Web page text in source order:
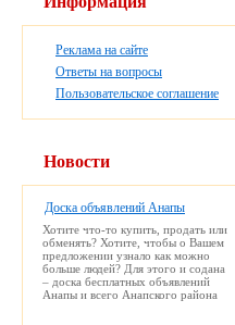
Реклама на сайте
Ответы на вопросы
Пользовательское соглашение
Новости
Доска объявлений Анапы
Хотите что-то купить, продать или
обменять? Хотите, чтобы о Вашем
предложении узнало как можно
больше людей? Для этого и содана
– доска бесплатных объявлений
Анапы и всего Анапского района